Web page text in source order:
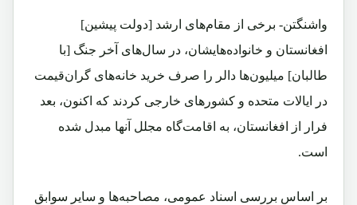
واشنگتن- برخی از مقام‌های ارشد [دولت پیشین]
افغانستان و خانواده‌هایشان، در سال‌های آخر جنگ [با
طالبان] میلیون‌ها دالر را صرف خرید خانه‌های گران‌قیمت
در ایالات متحده و کشورهای خارجی کردند که اکنون، بعد
فرار از افغانستان، به اقامت‌گاه مجلل آنها مبدل شده
است.
بر اساس بررسی اسناد عمومی، مصاحبه‌ها و سایر سوابق